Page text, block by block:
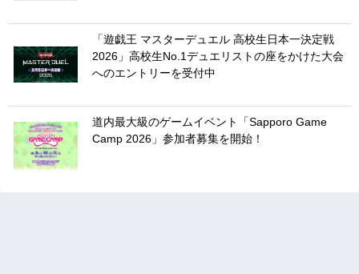
「遊戯王 マスターデュエル 高校生日本一決定戦
2026」高校生No.1デュエリストの座をかけた大会
へのエントリーを受付中
道内最大級のゲームイベント「Sapporo Game
Camp 2026」参加者募集を開始！